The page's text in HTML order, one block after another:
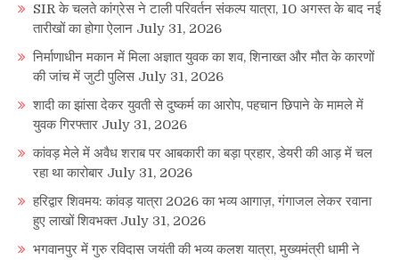
SIR के चलते कांग्रेस ने टाली परिवर्तन संकल्प यात्रा, 10 अगस्त के बाद नई
तारीखों का होगा ऐलान July 31, 2026
निर्माणाधीन मकान में मिला अज्ञात युवक का शव, शिनाख्त और मौत के कारणों
की जांच में जुटी पुलिस July 31, 2026
शादी का झांसा देकर युवती से दुष्कर्म का आरोप, पहचान छिपाने के मामले में
युवक गिरफ्तार July 31, 2026
कांवड़ मेले में अवैध शराब पर आबकारी का बड़ा प्रहार, डेयरी की आड़ में चल
रहा था कारोबार July 31, 2026
हरिद्वार शिवमय: कांवड़ यात्रा 2026 का भव्य आगाज़, गंगाजल लेकर रवाना
हुए लाखों शिवभक्त July 31, 2026
भगवानपुर में गुरु रविदास जयंती की भव्य कलश यात्रा, मुख्यमंत्री धामी ने